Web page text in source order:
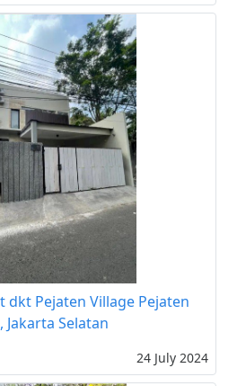
dkt Pejaten Village Pejaten
Jakarta Selatan
24 July 2024